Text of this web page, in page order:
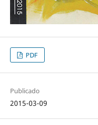
PDF
Publicado
2015-03-09